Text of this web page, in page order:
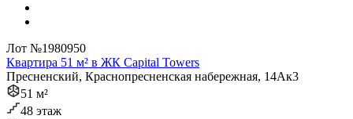
Лот №1980950
Квартира 51 м² в ЖК Capital Towers
Пресненский, Краснопресненская набережная, 14Ак3
51 м²
48 этаж